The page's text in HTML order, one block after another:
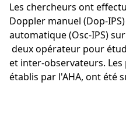
Les chercheurs ont
Doppler manuel (Dop-
automatique (Osc-IPS)
deux opérateur pour
et inter-observateurs.
établis par l'AHA, ont été